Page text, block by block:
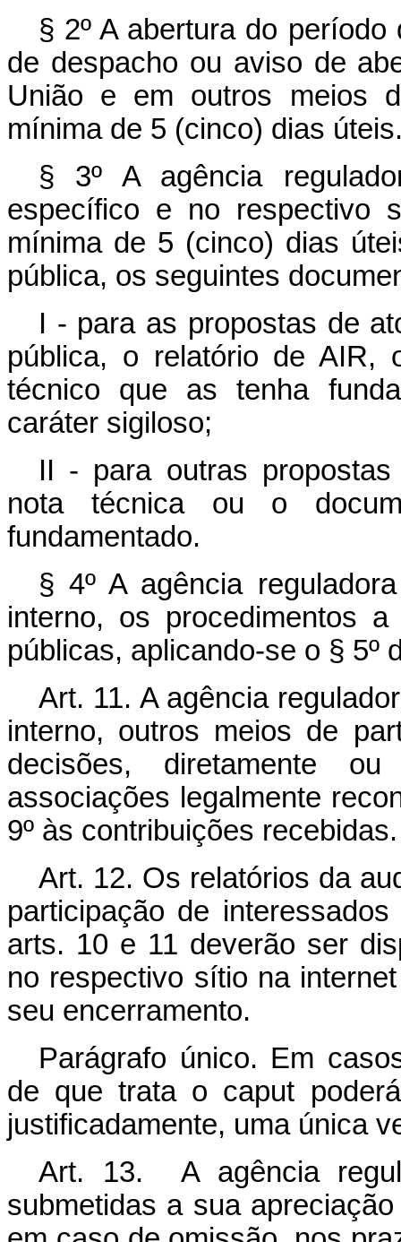
§ 2º A abertura do
de despacho ou aviso de
União e em outros meios
mínima de 5 (cinco) dias
§ 3º A agência
específico e no respectivo
mínima de 5 (cinco) dias
pública, os seguintes
I - para as propostas de
pública, o relatório de AIR,
técnico que as tenha
caráter sigiloso;
II - para outras
nota técnica ou o
fundamentado.
§ 4º A agência
interno, os procedimentos
públicas, aplicando-se o § 5º
Art. 11. A agência
interno, outros meios de
decisões, diretamente
associações legalmente
9º às contribuições recebidas.
Art. 12. Os relatórios da
participação de
arts. 10 e 11 deverão ser
no respectivo sítio na
seu encerramento.
Parágrafo único. Em
de que trata o caput
justificadamente, uma única
Art. 13. A agência
submetidas a sua